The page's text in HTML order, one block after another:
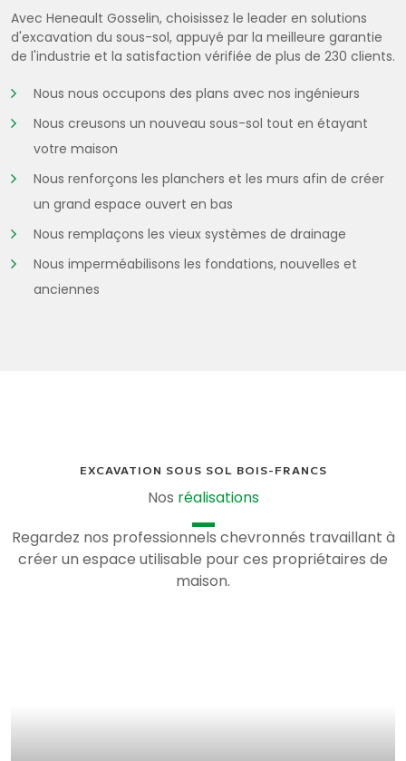
Avec Heneault Gosselin, choisissez le leader en solutions
d'excavation du sous-sol, appuyé par la meilleure garantie
de l'industrie et la satisfaction vérifiée de plus de 230 clients.
Nous nous occupons des plans avec nos ingénieurs
Nous creusons un nouveau sous-sol tout en étayant
votre maison
Nous renforçons les planchers et les murs afin de créer
un grand espace ouvert en bas
Nous remplaçons les vieux systèmes de drainage
Nous imperméabilisons les fondations, nouvelles et
anciennes
EXCAVATION SOUS SOL BOIS-FRANCS
Nos réalisations
Regardez nos professionnels chevronnés travaillant à
créer un espace utilisable pour ces propriétaires de
maison.